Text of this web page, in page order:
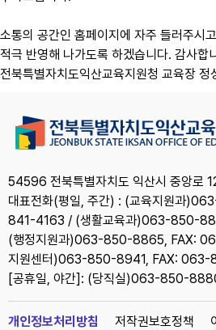
소통의 공간인 홈페이지에 자주 들러주시
적극 반영해 나가도록 하겠습니다. 감사합
전북특별자치도익산교육지원청 교육장 정
54596 전북특별자치도 익산시 중앙로
대표전화(평일, 주간) : (교육지원과
841-4163 / (생활교육과)063-850-
(행정지원과)063-850-8865, FAX:
지원센터)063-850-8941, FAX:
[공휴일, 야간]: (당직실)063-850-
개인정보처리방침 저작권보호정책